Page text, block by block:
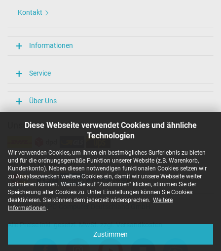
Diese Webseite verwendet Cookies und ähnliche
Technologien
Wir verwenden Cookies, um Ihnen ein bestmögliches Surferlebnis zu bieten
und für die ordnungsgemäße Funktion unserer Website (z.B. Warenkorb,
Kundenkonto). Neben diesen notwendigen funktionalen Cookies setzen wir
zu Anaylsezwecken weitere Cookies ein, damit wir unsere Webseite weiter
optimieren können. Wenn Sie auf "Zustimmen" klicken, stimmen Sie der
Speicherung aller Cookies zu. Unter Einstellungen können Sie Cookies
deaktivieren. Sie können dem jederzeit widersprechen. Weitere
Informationen .
Zustimmen
Kontakt
Informationen
Service
Über Uns
Unsere Versandarten
Unsere Zahlarten
Copyright ©
Alle Preise inkl. gesetzl. MwSt. zzgl. Versandkosten